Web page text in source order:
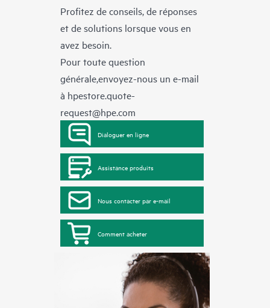
Profitez de conseils, de réponses
et de solutions lorsque vous en
avez besoin.
Pour toute question
générale,envoyez-nous un e-mail
à hpestore.quote-
request@hpe.com
Dialoguer en ligne
Assistance produits
Nous contacter par e-mail
Comment acheter